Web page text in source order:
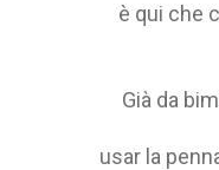
è qui che
Già da
usar la